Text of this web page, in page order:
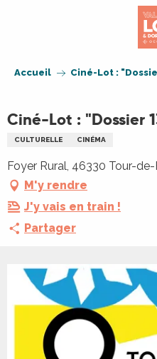
Accueil Ciné-Lot :
Ciné-Lot : "Dossier
CULTURELLE CINÉMA
Foyer Rural, 46330 Tour-de-
M'y rendre
J'y vais en train !
Partager